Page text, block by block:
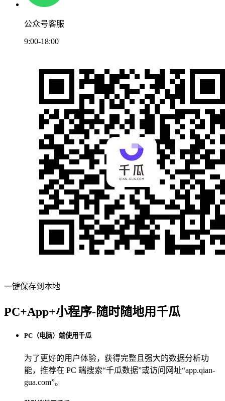
公众号客服
9:00-18:00
一键保存到本地
PC+App+小程序-随时随地用千瓜
PC（电脑）端使用千瓜
为了更好的用户体验，获得完整且强大的数据分析功
能，推荐在 PC 端搜索“千瓜数据”或访问网址“app.qian-
gua.com”。